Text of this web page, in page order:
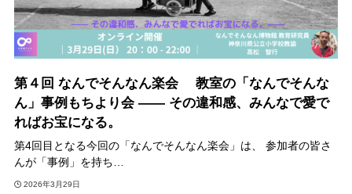
第４回 なんでそんなん楽会 教室の「なんでそんな
ん」事例もちより会 —— その違和感、みんなで愛で
ればお宝になる。
第4回目となる今回の「なんでそんなん楽会」は、 参加者の皆さ
んが「事例」を持ち…
2026年3月29日